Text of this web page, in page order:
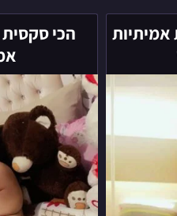
אמיתיות
הכי סקסית